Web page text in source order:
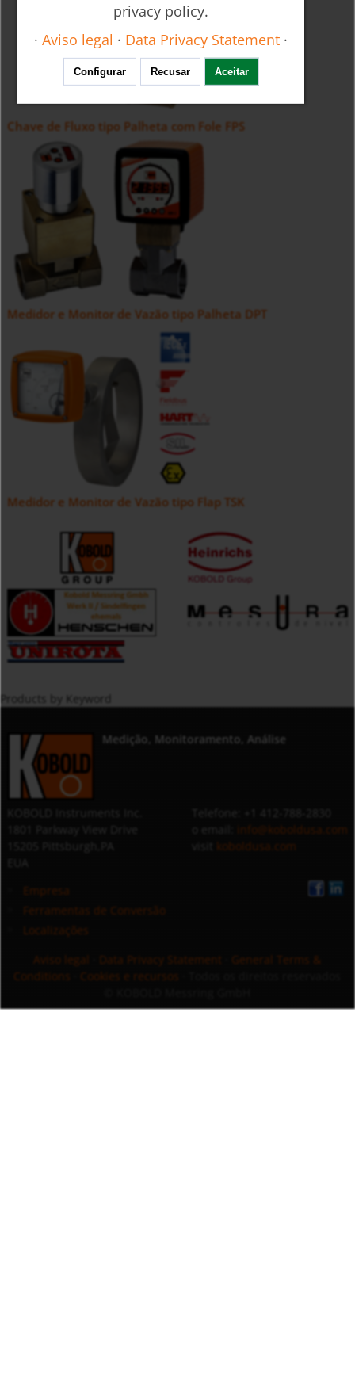
Chave de Fluxo tipo Palheta com Fole FPS
Medidor e Monitor de Vazão tipo Palheta DPT
Medidor e Monitor de Vazão tipo Flap TSK
Products by Keyword
Medição, Monitoramento, Análise
info@koboldusa.com
koboldusa.com
Empresa
Ferramentas de Conversão
Localizações
Aviso legal
Data Privacy Statement
General Terms &
Conditions
Cookies e recursos
privacy policy.
·Aviso legal · Data Privacy Statement ·
Configurar Recusar Aceitar